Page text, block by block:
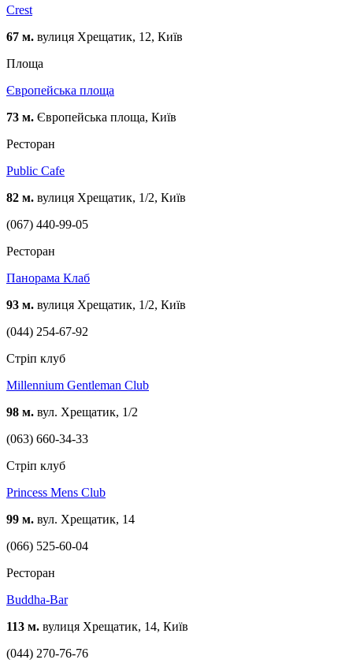
Crest
67 м. вулиця Хрещатик, 12, Київ
Площа
Європейська площа
73 м. Європейська площа, Київ
Ресторан
Public Cafe
82 м. вулиця Хрещатик, 1/2, Київ
(067) 440-99-05
Ресторан
Панорама Клаб
93 м. вулиця Хрещатик, 1/2, Київ
(044) 254-67-92
Стріп клуб
Millennium Gentleman Club
98 м. вул. Хрещатик, 1/2
(063) 660-34-33
Стріп клуб
Princess Mens Club
99 м. вул. Хрещатик, 14
(066) 525-60-04
Ресторан
Buddha-Bar
113 м. вулиця Хрещатик, 14, Київ
(044) 270-76-76